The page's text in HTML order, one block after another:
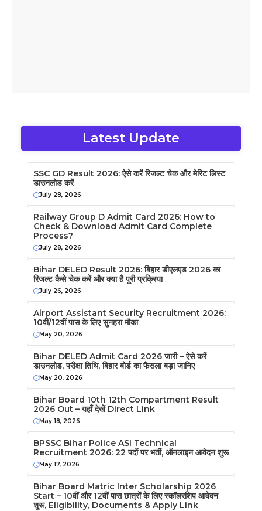
Latest Update
SSC GD Result 2026: ऐसे करें रिजल्ट चेक और मेरिट लिस्ट
डाउनलोड करें
July 28, 2026
Railway Group D Admit Card 2026: How to
Check & Download Admit Card Complete
Process?
July 28, 2026
Bihar DELED Result 2026: बिहार डीएलएड 2026 का
रिजल्ट कैसे चेक करें और क्या है पूरी प्रक्रिया
July 26, 2026
Airport Assistant Security Recruitment 2026:
10वीं/12वीं पास के लिए सुनहरा मौका
May 20, 2026
Bihar DELED Admit Card 2026 जारी – ऐसे करें
डाउनलोड, परीक्षा तिथि, बिहार बोर्ड का फैसला बड़ा जानिए
May 20, 2026
Bihar Board 10th 12th Compartment Result
2026 Out – यहाँ देखें Direct Link
May 18, 2026
BPSSC Bihar Police ASI Technical
Recruitment 2026: 22 पदों पर भर्ती, ऑनलाइन आवेदन शुरू
May 17, 2026
Bihar Board Matric Inter Scholarship 2026
Start – 10वीं और 12वीं पास छात्रों के लिए स्कॉलरशिप आवेदन
शुरू, Eligibility, Documents & Apply Link